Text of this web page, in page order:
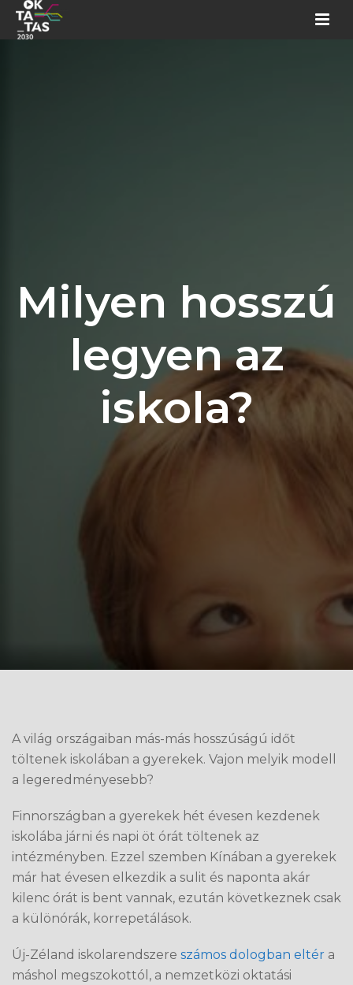
Milyen hosszú
legyen az
iskola?
A világ országaiban más-más hosszúságú időt
töltenek iskolában a gyerekek. Vajon melyik modell
a legeredményesebb?
Finnországban a gyerekek hét évesen kezdenek
iskolába járni és napi öt órát töltenek az
intézményben. Ezzel szemben Kínában a gyerekek
már hat évesen elkezdik a sulit és naponta akár
kilenc órát is bent vannak, ezután következnek csak
a különórák, korrepetálások.
Új-Zéland iskolarendszere számos dologban eltér a
máshol megszokottól, a nemzetközi oktatási